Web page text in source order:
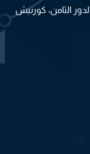
الثامن، كورنيش